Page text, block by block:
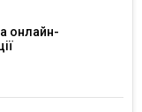
онлайн-